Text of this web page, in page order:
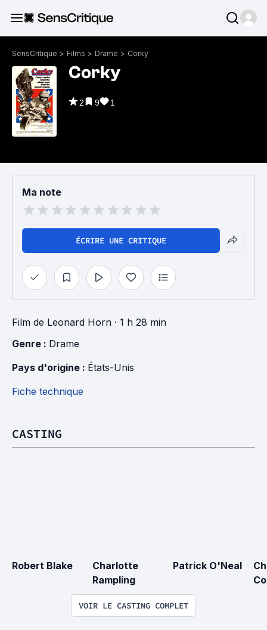
SensCritique > Films > Drame > Corky
Corky
2 9 1
Ma note
ÉCRIRE UNE CRITIQUE
Film de Leonard Horn · 1 h 28 min
Genre : Drame
Pays d'origine : États-Unis
Fiche technique
CASTING
Robert Blake
Charlotte
Rampling
Patrick O'Neal
VOIR LE CASTING COMPLET